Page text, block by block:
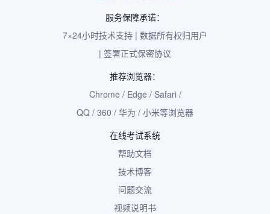
服务保障承诺：
7×24小时技术支持 | 数据所有权归用户
| 签署正式保密协议
推荐浏览器：
Chrome / Edge / Safari /
QQ / 360 / 华为 / 小米等浏览器
在线考试系统
帮助文档
技术博客
问题交流
视频说明书